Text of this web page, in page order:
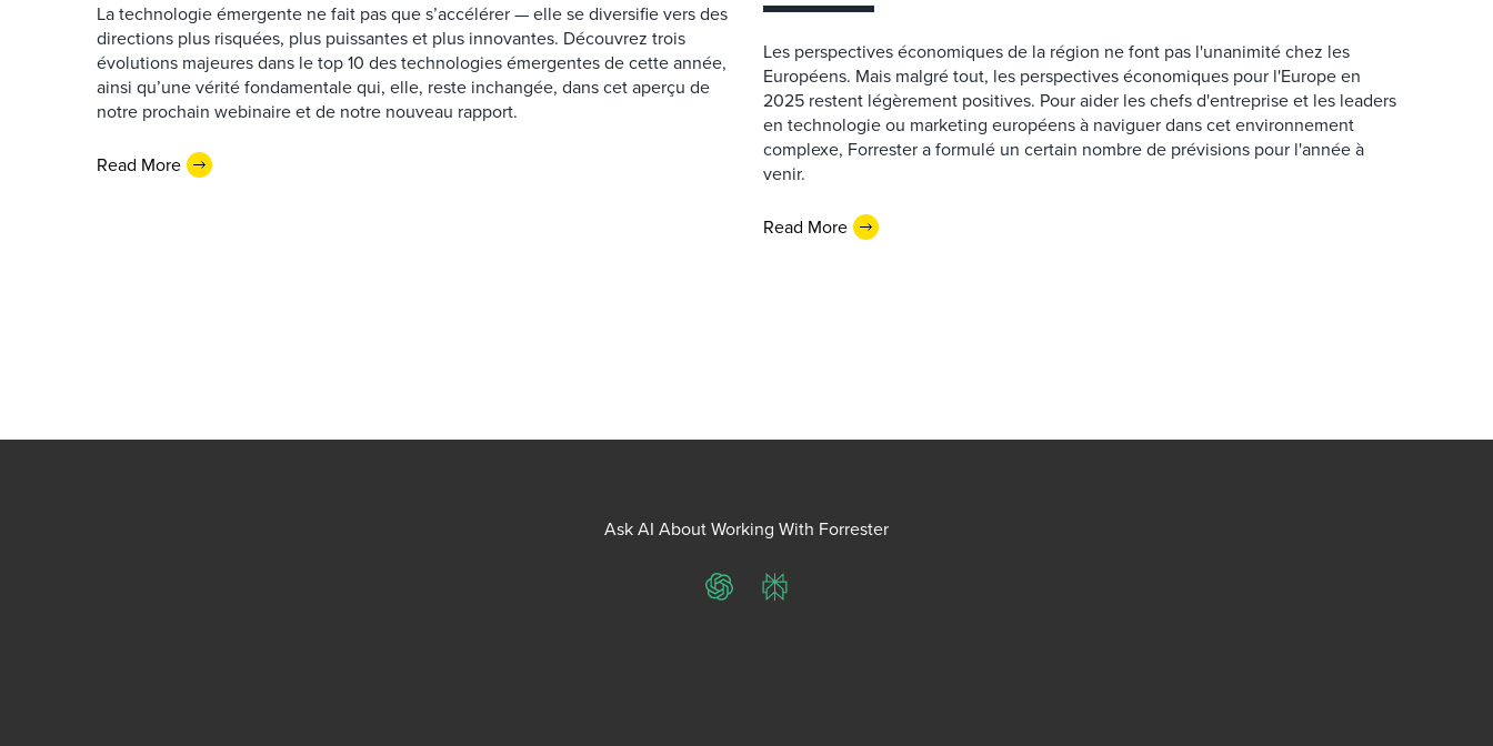
La technologie émergente ne fait pas que s’accélérer — elle se diversifie vers des
directions plus risquées, plus puissantes et plus innovantes. Découvrez trois
évolutions majeures dans le top 10 des technologies émergentes de cette année,
ainsi qu’une vérité fondamentale qui, elle, reste inchangée, dans cet aperçu de
notre prochain webinaire et de notre nouveau rapport.
Read More
Les perspectives économiques de la région ne font pas l'unanimité chez les
Européens. Mais malgré tout, les perspectives économiques pour l'Europe en
2025 restent légèrement positives. Pour aider les chefs d'entreprise et les leaders
en technologie ou marketing européens à naviguer dans cet environnement
complexe, Forrester a formulé un certain nombre de prévisions pour l'année à
venir.
Read More
Ask AI About Working With Forrester
ChatGPTPerplexity